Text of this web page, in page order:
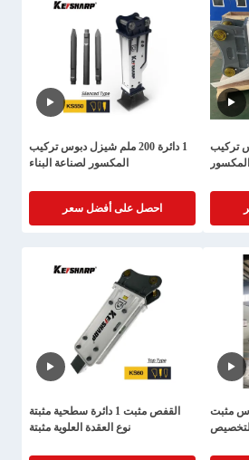
دبوس تركيب
المكسور
1 دائرة 200 ملم شيزل دبوس تركيب
المكسور لصناعة البناء
احصل على أفضل سعر
مثبت
القفص مثبت 1 دائرة سطحية مثبتة
نوع العقدة العلوية مثبتة